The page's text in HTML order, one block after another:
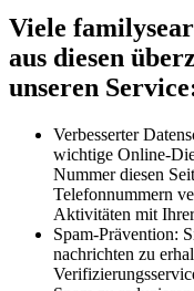
Viele
aus diesen
unseren
Verbesserter
wichtige Online-
Nummer diesen
Telefonnummern
Aktivitäten mit
Spam-Prävention:
nachrichten zu